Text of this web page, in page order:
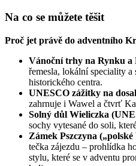
Na co se můžete těšit
Proč jet právě do adventního
Vánoční trhy na Rynku a
řemesla, lokální speciality a
historického centra.
UNESCO zážitky na
zahrnuje i Wawel a čtvrť
Solný důl Wieliczka
sochy vytesané do soli,
Zámek Pszczyna („polské
tečka zájezdu – prohlídka
stylu, které se v adventu